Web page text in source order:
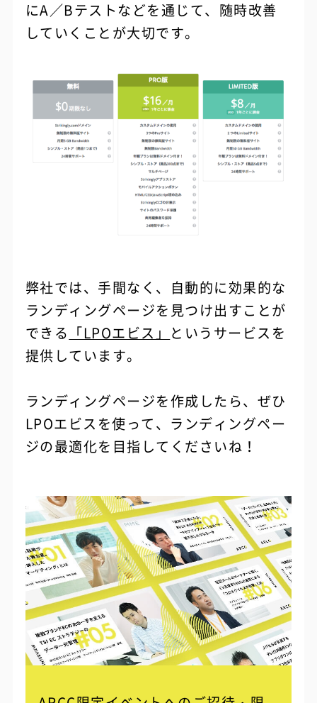
にA／Bテストなどを通じて、随時改善
していくことが大切です。
弊社では、手間なく、自動的に効果的な
ランディングページを見つけ出すことが
できる 「LPOエビス」 というサービスを
提供しています。
ランディングページを作成したら、ぜひ
LPOエビスを使って、ランディングペー
ジの最適化を目指してくださいね！